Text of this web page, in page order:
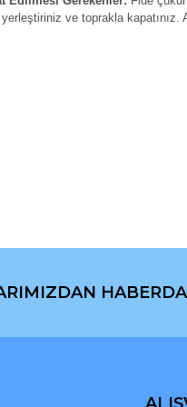
ve toprakla
resim, ürün
sitelerden daha pahalı.